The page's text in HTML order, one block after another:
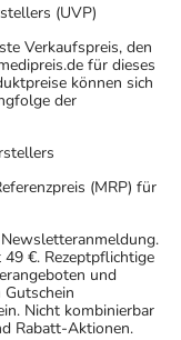
(UVP)
Verkaufspreis, den
für dieses
können sich
der
(MRP) für
€. Rezeptpflichtige
und
Nicht kombinierbar
Rabatt-Aktionen.